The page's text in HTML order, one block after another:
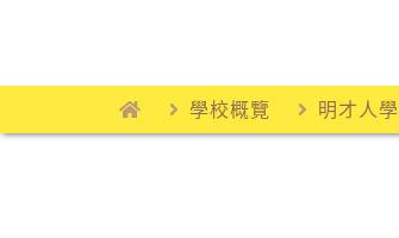
content
學校概覽 明才人